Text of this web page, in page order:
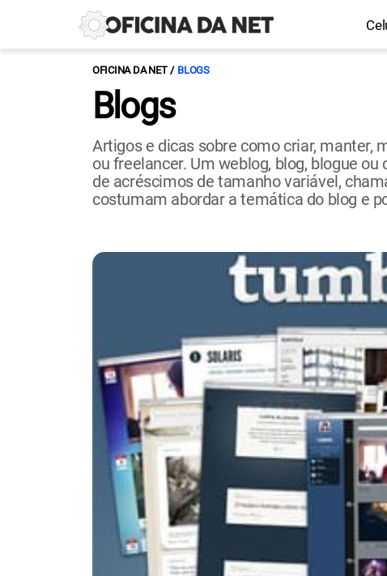
OFICINA DA NET BLOGS
Blogs
Artigos e dicas sobre como criar, manter,
ou freelancer. Um weblog, blog, blogue
de acréscimos de tamanho variável,
costumam abordar a temática do blog e